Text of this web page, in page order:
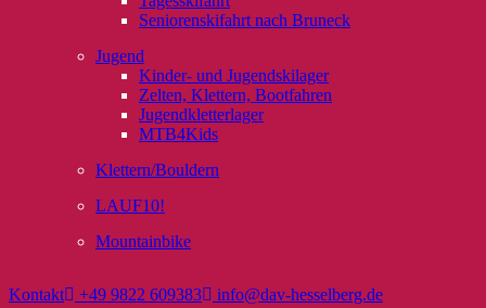
Seniorenskifahrt nach Bruneck
Jugend
Kinder- und Jugendskilager
Zelten, Klettern, Bootfahren
Jugendkletterlager
MTB4Kids
Klettern/Bouldern
LAUF10!
Mountainbike
Kontakt +49 9822 609383 info@dav-hesselberg.de